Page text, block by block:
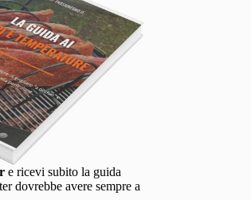
e ricevi subito la guida
dovrebbe avere sempre a